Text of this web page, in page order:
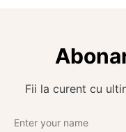
Fii la curent cu